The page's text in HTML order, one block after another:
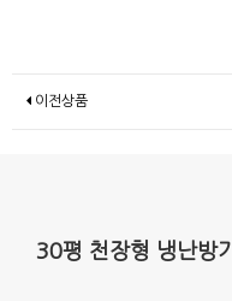
이전상품
30평 천장형 냉난방기